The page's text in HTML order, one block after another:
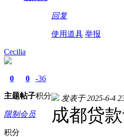
回复
使用道具 举报
Cecilia
0
主题
0
帖子
-36
积分
限制会员
积分
发表于 2025-6-4
成都贷